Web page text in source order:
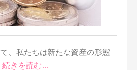
、私たちは新たな資産の形態
続きを読む…